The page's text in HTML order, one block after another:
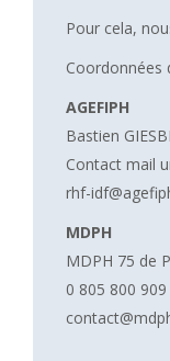
Pour cela,
Coordonnées
AGEFIPH
Bastien
Contact mail
rhf-
MDPH
MDPH 75 de
0 805 800 909